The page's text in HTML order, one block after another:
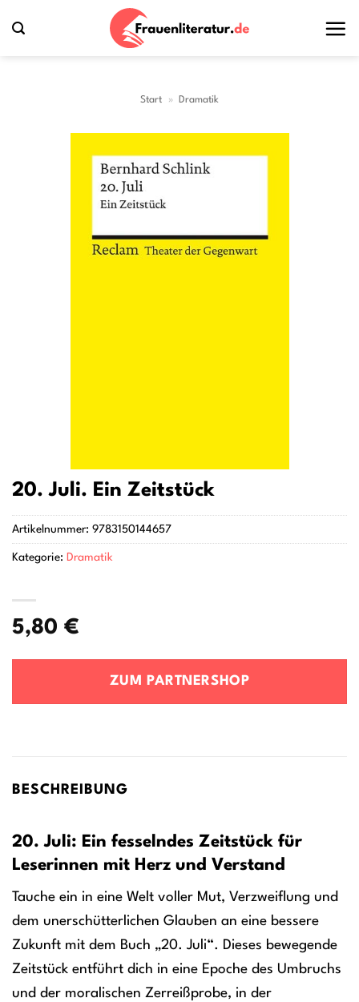
Inhalt
Start » Dramatik
20. Juli. Ein Zeitstück
5,80 €
ZUM PARTNERSHOP
Artikelnummer: 9783150144657
Kategorie: Dramatik
BESCHREIBUNG
20. Juli: Ein fesselndes Zeitstück für
Leserinnen mit Herz und Verstand
Tauche ein in eine Welt voller Mut, Verzweiflung und
dem unerschütterlichen Glauben an eine bessere
Zukunft mit dem Buch „20. Juli“. Dieses bewegende
Zeitstück entführt dich in eine Epoche des Umbruchs
und der moralischen Zerreißprobe, in der